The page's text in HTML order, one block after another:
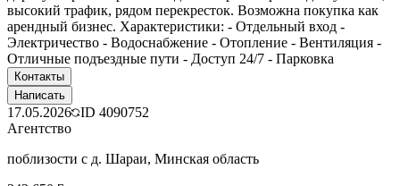
высокий трафик, рядом перекресток. Возможна покупка как
арендный бизнес. Характеристики: - Отдельный вход -
Электричество - Водоснабжение - Отопление - Вентиляция -
Отличные подъездные пути - Доступ 24/7 - Парковка
Контакты
Написать
17.05.2026 ID 4090752
Агентство
поблизости с д. Шараи, Минская область